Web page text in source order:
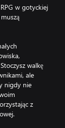
w gotyckiej
walkę
ale
nigdy nie
z